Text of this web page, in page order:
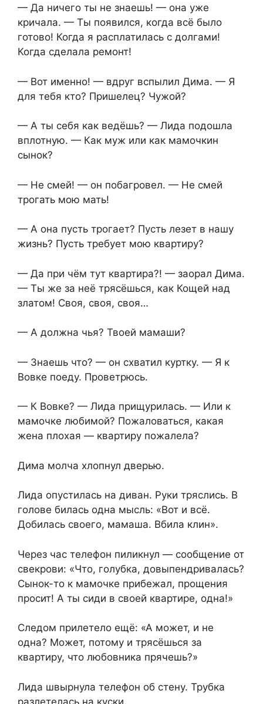
— Да ничего ты не знаешь! — она уже
кричала. — Ты появился, когда всё было
готово! Когда я расплатилась с долгами!
Когда сделала ремонт!
— Вот именно! — вдруг вспылил Дима. — Я
для тебя кто? Пришелец? Чужой?
— А ты себя как ведёшь? — Лида подошла
вплотную. — Как муж или как мамочкин
сынок?
— Не смей! — он побагровел. — Не смей
трогать мою мать!
— А она пусть трогает? Пусть лезет в нашу
жизнь? Пусть требует мою квартиру?
— Да при чём тут квартира?! — заорал Дима.
— Ты же за неё трясёшься, как Кощей над
златом! Своя, своя, своя…
— А должна чья? Твоей мамаши?
— Знаешь что? — он схватил куртку. — Я к
Вовке поеду. Проветрюсь.
— К Вовке? — Лида прищурилась. — Или к
мамочке любимой? Пожаловаться, какая
жена плохая — квартиру пожалела?
Дима молча хлопнул дверью.
Лида опустилась на диван. Руки тряслись. В
голове билась одна мысль: «Вот и всё.
Добилась своего, мамаша. Вбила клин».
Через час телефон пиликнул — сообщение от
свекрови: «Что, голубка, довыпендривалась?
Сынок-то к мамочке прибежал, прощения
просит! А ты сиди в своей квартире, одна!»
Следом прилетело ещё: «А может, и не
одна? Может, потому и трясёшься за
квартиру, что любовника прячешь?»
Лида швырнула телефон об стену. Трубка
разлетелась на куски.